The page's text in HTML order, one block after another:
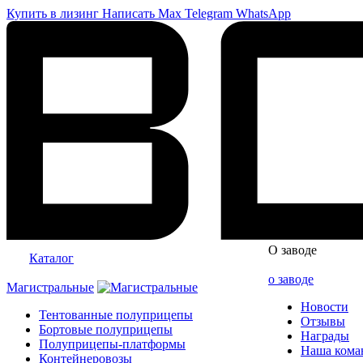
Купить в лизинг Написать Max Telegram WhatsApp
Каталог
Магистральные
Тентованные полуприцепы
Бортовые полуприцепы
Полуприцепы-платформы
Контейнеровозы
О заводе
о заводе
Новости
Отзывы
Награды
Наша